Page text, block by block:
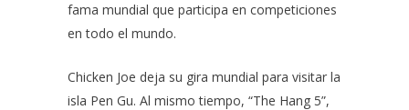
fama mundial que participa en competiciones
en todo el mundo.
Chicken Joe deja su gira mundial para visitar la
isla Pen Gu. Al mismo tiempo, “The Hang 5”,